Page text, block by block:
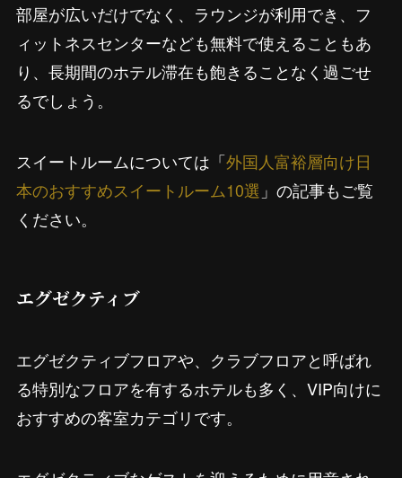
部屋が広いだけでなく、ラウンジが利用でき、フ
ィットネスセンターなども無料で使えることもあ
り、長期間のホテル滞在も飽きることなく過ごせ
るでしょう。
スイートルームについては「外国人富裕層向け日
本のおすすめスイートルーム10選 」の記事もご覧
ください。
エグゼクティブ
エグゼクティブフロアや、クラブフロアと呼ばれ
る特別なフロアを有するホテルも多く、VIP向けに
おすすめの客室カテゴリです。